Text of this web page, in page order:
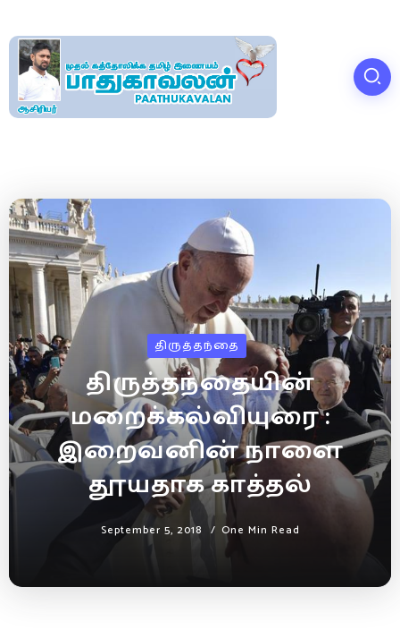
திருத்தந்தை
திருத்தந்தையின்
மறைக்கல்வியுரை :
இறைவனின் நாளை
தூயதாக காத்தல்
September 5, 2018 One Min Read